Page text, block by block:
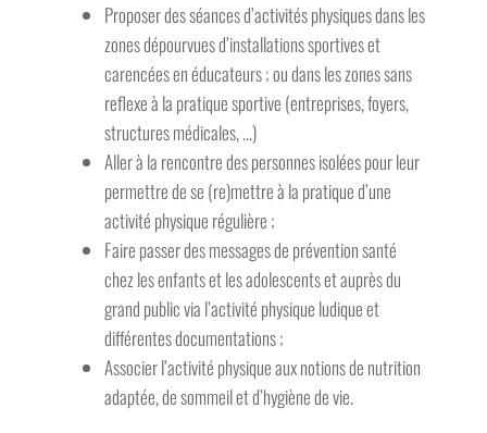
Proposer des séances d’activités physiques dans les
zones dépourvues d’installations sportives et
carencées en éducateurs ; ou dans les zones sans
reflexe à la pratique sportive (entreprises, foyers,
structures médicales, …)
Aller à la rencontre des personnes isolées pour leur
permettre de se (re)mettre à la pratique d’une
activité physique régulière ;
Faire passer des messages de prévention santé
chez les enfants et les adolescents et auprès du
grand public via l’activité physique ludique et
différentes documentations ;
Associer l’activité physique aux notions de nutrition
adaptée, de sommeil et d’hygiène de vie.